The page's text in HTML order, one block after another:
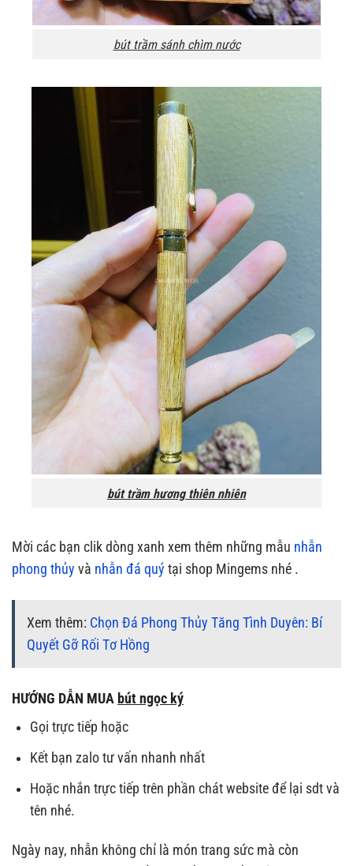
bút trầm sánh chìm nước
bút trầm hương thiên nhiên
Mời các bạn clik dòng xanh xem thêm những mẫu nhẫn
phong thủy và nhẫn đá quý tại shop Mingems nhé .
Xem thêm: Chọn Đá Phong Thủy Tăng Tình Duyên: Bí
Quyết Gỡ Rối Tơ Hồng
HƯỚNG DẪN MUA bút ngọc ký
Gọi trực tiếp hoặc
Kết bạn zalo tư vấn nhanh nhất
Hoặc nhắn trực tiếp trên phần chát website để lại sdt và
tên nhé.
Ngày nay, nhẫn không chỉ là món trang sức mà còn